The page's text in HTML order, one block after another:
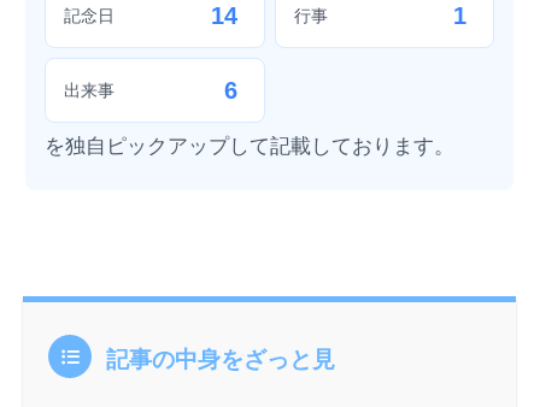
記念日 14 行事 1
出来事 6
を独自ピックアップして記載しております。
記事の中身をざっと見